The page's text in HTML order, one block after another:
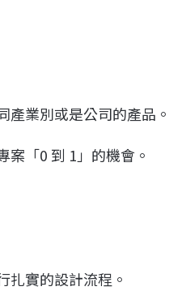
產業別或是公司的產品。
案「0 到 1」的機會。
扎實的設計流程。